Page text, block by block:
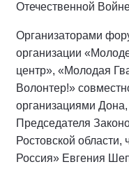
Отечественной
Организаторами
организации
центр», «Молодая
Волонтер!»
организациями
Председателя
Ростовской
Россия» Евгения